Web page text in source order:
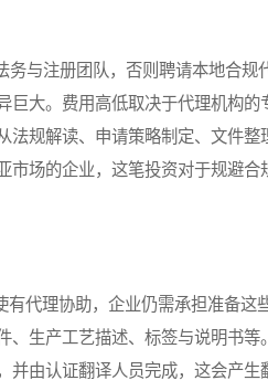
与注册团队，否则聘请本地合规
巨大。费用高低取决于代理机构的
规解读、申请策略制定、文件整
场的企业，这笔投资对于规避合
理协助，企业仍需承担准备这
生产工艺描述、标签与说明书等
并由认证翻译人员完成，这会产生